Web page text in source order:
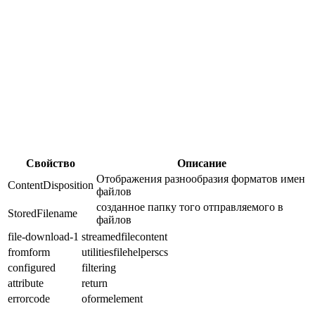
Свойство
Описание
ContentDisposition
Отображения разнообразия форматов имен
файлов
StoredFilename
созданное папку того отправляемого в
файлов
file-download-1 streamedfilecontent
fromform
utilitiesfilehelperscs
configured
filtering
attribute
return
errorcode
oformelement